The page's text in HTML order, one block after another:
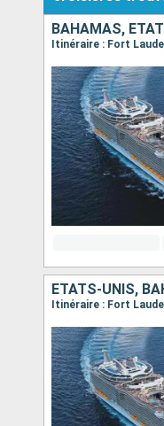
BAHAMAS,
Itinéraire : Fort
ÉTATS-UNIS,
Itinéraire : Fort